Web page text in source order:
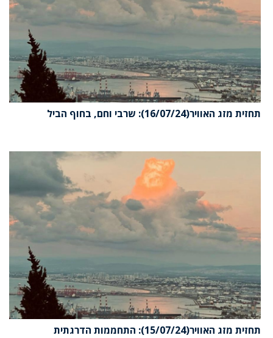
תחזית מזג האוויר(16/07/24): שרבי וחם, בחוף הביל
תחזית מזג האוויר(15/07/24): התחממות הדרגתית